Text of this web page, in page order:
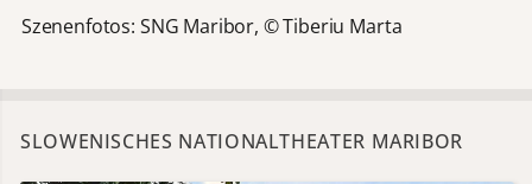
Szenenfotos: SNG Maribor, © Tiberiu Marta
SLOWENISCHES NATIONALTHEATER MARIBOR